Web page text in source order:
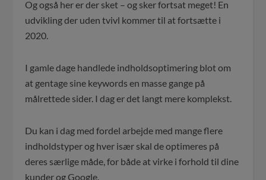
Og også her er der sket – og sker fortsat meget! En
udvikling der uden tvivl kommer til at fortsætte i
2020.
I gamle dage handlede indholdsoptimering blot om
at gentage sine keywords en masse gange på
målrettede sider. I dag er det langt mere komplekst.
Du kan i dag med fordel arbejde med mange flere
indholdstyper og hver især skal de optimeres på
deres særlige måde, for både at virke i forhold til dine
kunder og Google.